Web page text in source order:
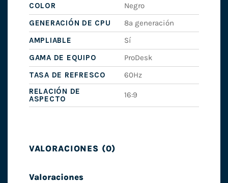
COLOR
Negro
GENERACIÓN DE CPU
8ª generación
AMPLIABLE
Sí
GAMA DE EQUIPO
ProDesk
TASA DE REFRESCO
60Hz
RELACIÓN DE
ASPECTO
16:9
VALORACIONES (0)
Valoraciones